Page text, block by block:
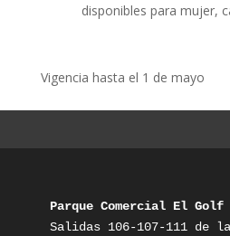
disponibles para mujer,
Vigencia hasta el 1 de mayo
Parque Comercial El Golf
Salidas 106-107-111 de